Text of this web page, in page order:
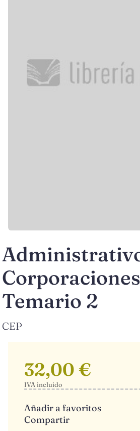
Temario 2
CEP
32,00 €
IVA incluido
Añadir a favoritos
Compartir